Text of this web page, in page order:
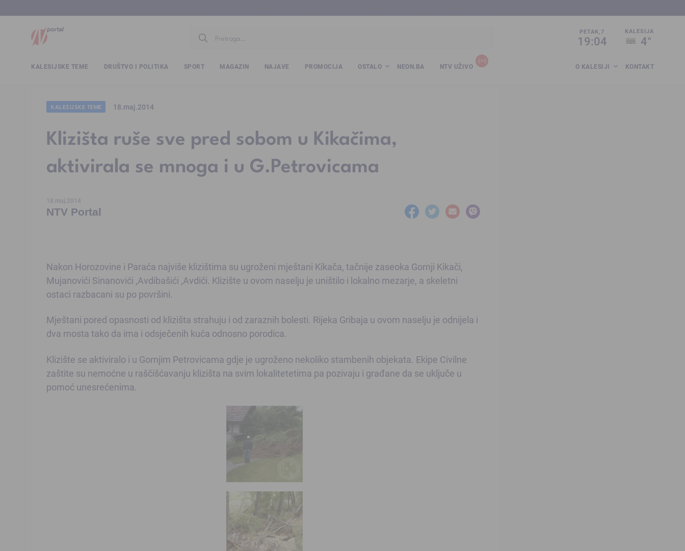
PETAK,7
19:04
KALESIJA
4°
KALESIJSKE TEME DRUŠTVO I POLITIKA SPORT MAGAZIN NAJAVE PROMOCIJA OSTALO NEON.BA NTV UŽIVO O KALESIJI KONTAKT
KALESIJSKE TEME 18.maj.2014
Klizišta ruše sve pred sobom u Kikačima,
aktivirala se mnoga i u G.Petrovicama
18.maj.2014
NTV Portal
Nakon Horozovine i Paraća najviše klizištima su ugroženi mještani Kikača, tačnije zaseoka Gornji Kikači,
Mujanovići Sinanovići ,Avdibašići ,Avdići. Klizište u ovom naselju je uništilo i lokalno mezarje, a skeletni
ostaci razbacani su po površini.
Mještani pored opasnosti od klizišta strahuju i od zaraznih bolesti. Rijeka Gribaja u ovom naselju je odnijela i
dva mosta tako da ima i odsječenih kuća odnosno porodica.
Klizište se aktiviralo i u Gornjim Petrovicama gdje je ugroženo nekoliko stambenih objekata. Ekipe Civilne
zaštite su nemoćne u raščišćavanju klizišta na svim lokalitetetima pa pozivaju i građane da se uključe u
pomoć unesrećenima.